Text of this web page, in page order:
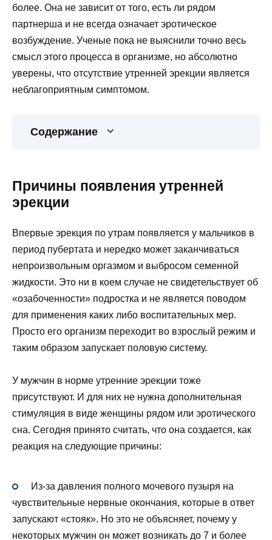
более. Она не зависит от того, есть ли рядом
партнерша и не всегда означает эротическое
возбуждение. Ученые пока не выяснили точно весь
смысл этого процесса в организме, но абсолютно
уверены, что отсутствие утренней эрекции является
неблагоприятным симптомом.
Содержание
Причины появления утренней
эрекции
Впервые эрекция по утрам появляется у мальчиков в
период пубертата и нередко может заканчиваться
непроизвольным оргазмом и выбросом семенной
жидкости. Это ни в коем случае не свидетельствует об
«озабоченности» подростка и не является поводом
для применения каких либо воспитательных мер.
Просто его организм переходит во взрослый режим и
таким образом запускает половую систему.
У мужчин в норме утренние эрекции тоже
присутствуют. И для них не нужна дополнительная
стимуляция в виде женщины рядом или эротического
сна. Сегодня принято считать, что она создается, как
реакция на следующие причины:
Из-за давления полного мочевого пузыря на
чувствительные нервные окончания, которые в ответ
запускают «стояк». Но это не объясняет, почему у
некоторых мужчин он может возникать до 7 и более